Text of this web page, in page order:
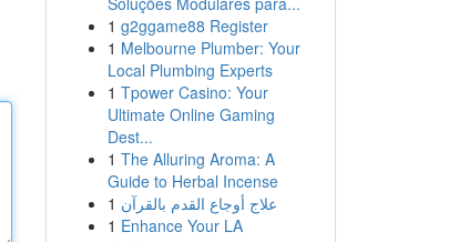
1 g2ggame88 Register
1 Melbourne Plumber: Your
Local Plumbing Experts
1 Tpower Casino: Your
Ultimate Online Gaming
Dest...
1 The Alluring Aroma: A
Guide to Herbal Incense
1 علاج أوجاع القدم بالقرآن
1 Enhance Your LA